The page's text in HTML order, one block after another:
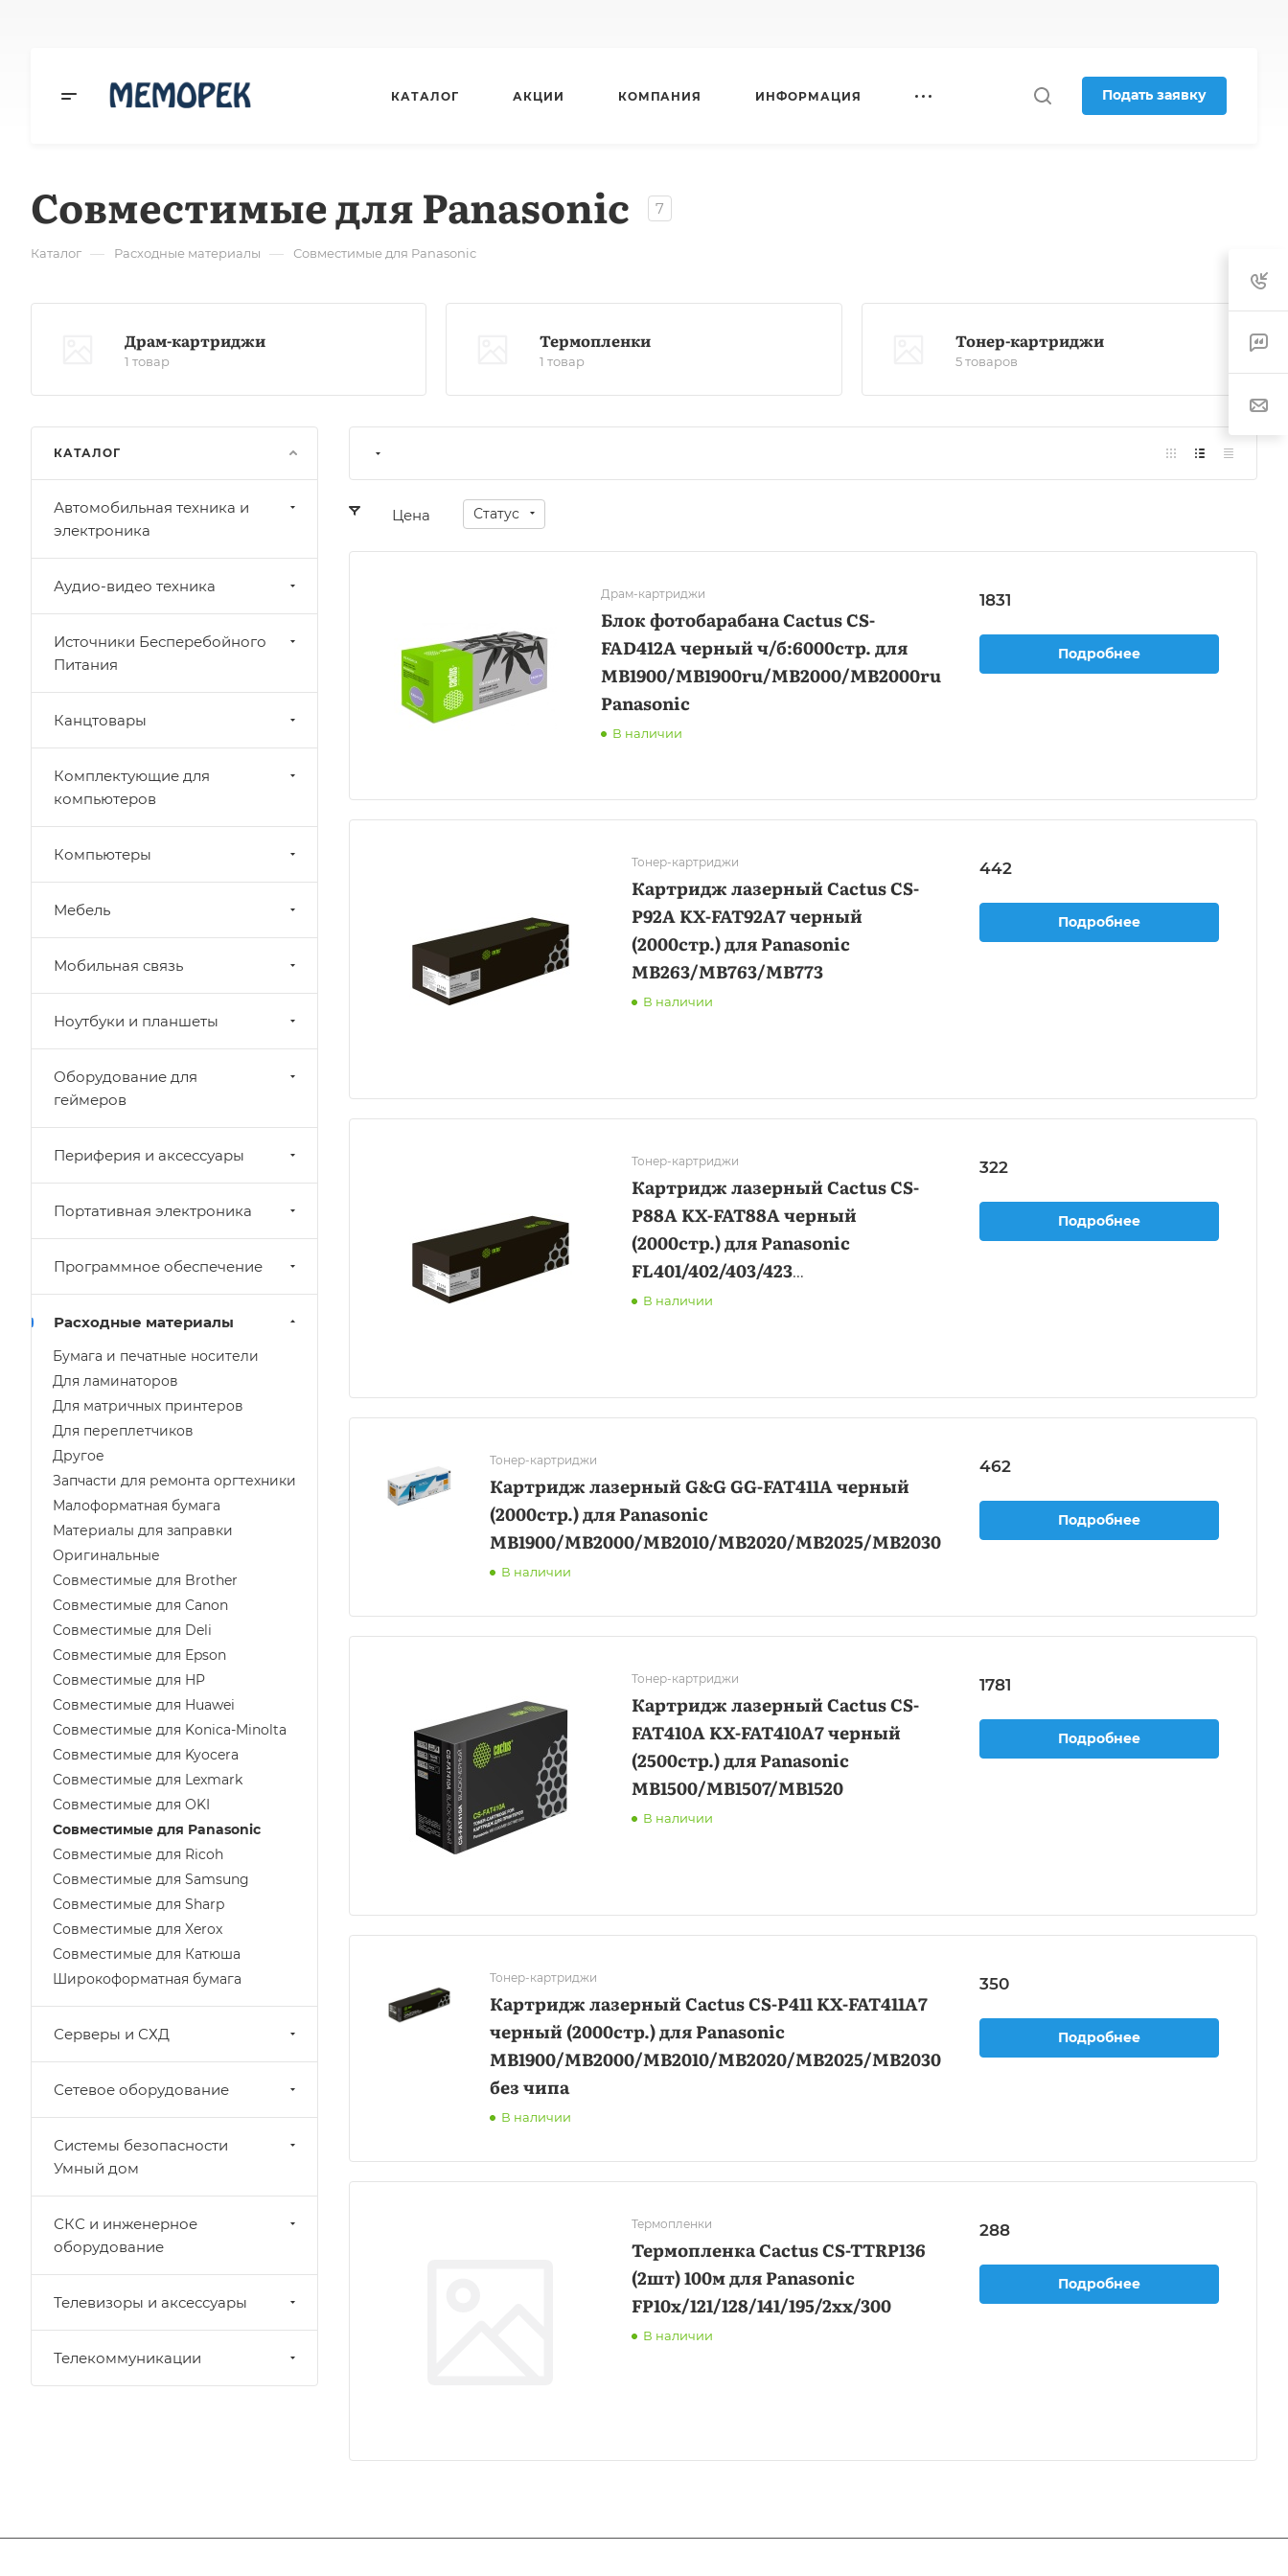
КАТАЛОГ АКЦИИ КОМПАНИЯ ИНФОРМАЦИЯ Подать заявку
Совместимые для Panasonic 7
Каталог — Расходные материалы — Совместимые для Panasonic
Драм-картриджи
1 товар
Термопленки
1 товар
Тонер-картриджи
5 товаров
Цена Статус
Драм-картриджи
Блок фотобарабана Cactus CS-
FAD412A черный ч/б:6000стр. для
MB1900/MB1900ru/MB2000/MB2000ru
Panasonic
В наличии
1831
Подробнее
Тонер-картриджи
Картридж лазерный Cactus CS-
P92A KX-FAT92A7 черный
(2000стр.) для Panasonic
MB263/MB763/MB773
В наличии
442
Подробнее
Тонер-картриджи
Картридж лазерный Cactus CS-
P88A KX-FAT88A черный
(2000стр.) для Panasonic
FL401/402/403/423
FLC411/412/413/418
В наличии
322
Подробнее
Тонер-картриджи
Картридж лазерный G&G GG-FAT411A черный
(2000стр.) для Panasonic
MB1900/MB2000/MB2010/MB2020/MB2025/MB2030
В наличии
462
Подробнее
Тонер-картриджи
Картридж лазерный Cactus CS-
FAT410A KX-FAT410A7 черный
(2500стр.) для Panasonic
MB1500/MB1507/MB1520
В наличии
1781
Подробнее
Тонер-картриджи
Картридж лазерный Cactus CS-P411 KX-FAT411A7
черный (2000стр.) для Panasonic
MB1900/MB2000/MB2010/MB2020/MB2025/MB2030
без чипа
В наличии
350
Подробнее
Термопленки
Термопленка Cactus CS-TTRP136
(2шт) 100м для Panasonic
FP10х/121/128/141/195/2хх/300
В наличии
288
Подробнее
КАТАЛОГ
Автомобильная техника и
электроника
Аудио-видео техника
Источники Бесперебойного
Питания
Канцтовары
Комплектующие для
компьютеров
Компьютеры
Мебель
Мобильная связь
Ноутбуки и планшеты
Оборудование для
геймеров
Периферия и аксессуары
Портативная электроника
Программное обеспечение
Расходные материалы
Бумага и печатные носители
Для ламинаторов
Для матричных принтеров
Для переплетчиков
Другое
Запчасти для ремонта оргтехники
Малоформатная бумага
Материалы для заправки
Оригинальные
Совместимые для Brother
Совместимые для Canon
Совместимые для Deli
Совместимые для Epson
Совместимые для HP
Совместимые для Huawei
Совместимые для Konica-Minolta
Совместимые для Kyocera
Совместимые для Lexmark
Совместимые для OKI
Совместимые для Panasonic
Совместимые для Ricoh
Совместимые для Samsung
Совместимые для Sharp
Совместимые для Xerox
Совместимые для Катюша
Широкоформатная бумага
Серверы и СХД
Сетевое оборудование
Системы безопасности
Умный дом
СКС и инженерное
оборудование
Телевизоры и аксессуары
Телекоммуникации